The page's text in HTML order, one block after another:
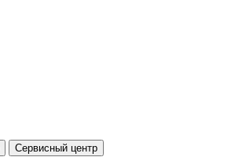
Сервисный центр